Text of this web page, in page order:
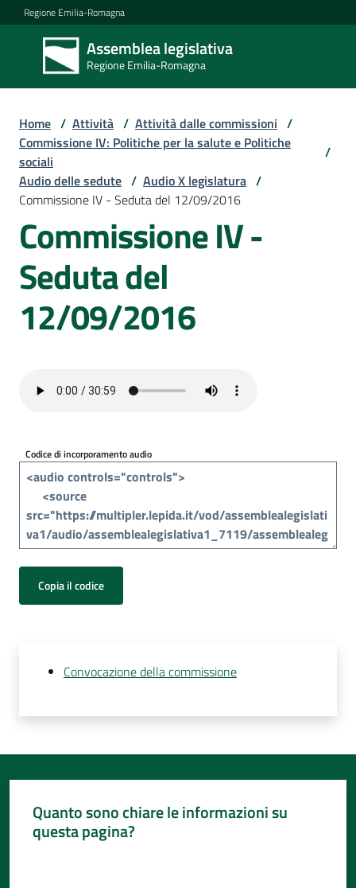
Vai al contenuto
Vai alla navigazione
Vai al footer
Regione Emilia-Romagna
Assemblea legislativa
Regione Emilia-Romagna
Assemblea
legislativa
Regione Emilia-
Assemblea
Attività
media
i
cittadini
Home / Attività / Attività dalle commissioni /
Commissione IV: Politiche per la salute e Politiche
sociali
/
Audio delle sedute / Audio X legislatura /
Commissione IV - Seduta del 12/09/2016
Commissione IV -
Seduta del
12/09/2016
Codice di incorporamento audio
Copia il codice
Convocazione della commissione
Quanto sono chiare le informazioni su
questa pagina?